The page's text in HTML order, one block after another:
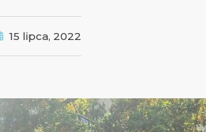
15 lipca, 2022